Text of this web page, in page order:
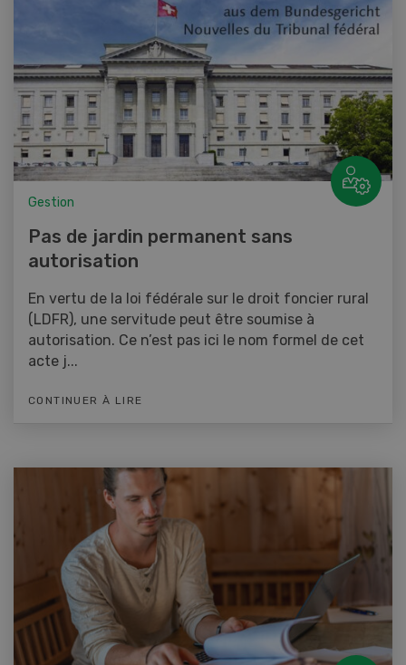
Gestion
Pas de jardin permanent sans
autorisation
En vertu de la loi fédérale sur le droit foncier rural
(LDFR), une servitude peut être soumise à
autorisation. Ce n’est pas ici le nom formel de cet
acte j...
CONTINUER À LIRE